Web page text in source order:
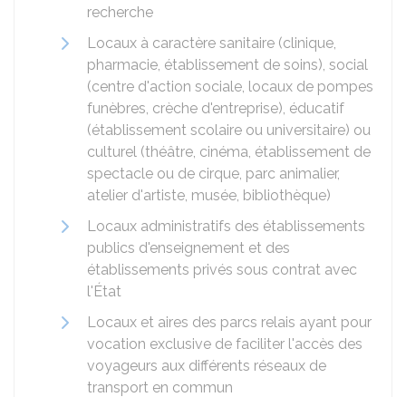
recherche
Locaux à caractère sanitaire (clinique,
pharmacie, établissement de soins), social
(centre d'action sociale, locaux de pompes
funèbres, crèche d'entreprise), éducatif
(établissement scolaire ou universitaire) ou
culturel (théâtre, cinéma, établissement de
spectacle ou de cirque, parc animalier,
atelier d'artiste, musée, bibliothèque)
Locaux administratifs des établissements
publics d'enseignement et des
établissements privés sous contrat avec
l'État
Locaux et aires des parcs relais ayant pour
vocation exclusive de faciliter l'accès des
voyageurs aux différents réseaux de
transport en commun